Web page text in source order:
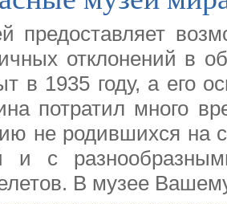
предоставляет
отклонений в
в 1935 году, а его
потратил много
не родившихся на
и с
В музее